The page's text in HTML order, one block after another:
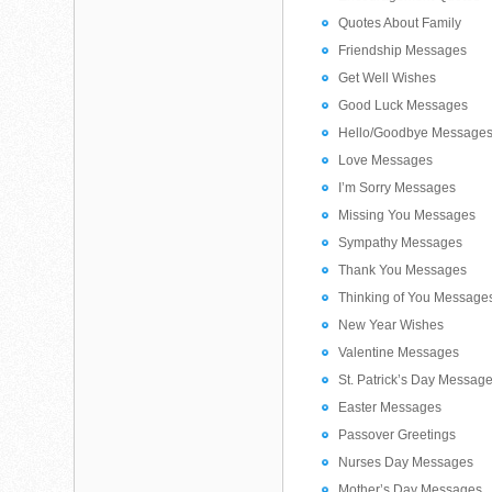
Quotes About Family
Friendship Messages
Get Well Wishes
Good Luck Messages
Hello/Goodbye Messages
Love Messages
I’m Sorry Messages
Missing You Messages
Sympathy Messages
Thank You Messages
Thinking of You
New Year Wishes
Valentine Messages
St. Patrick’s Day
Easter Messages
Passover Greetings
Nurses Day Messages